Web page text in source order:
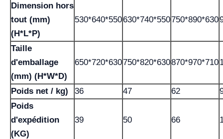
Dimension hors
tout (mm)
(H*L*P)
530*640*550630*740*550750*890*630
Taille
d'emballage
(mm) (H*W*D)
650*720*630750*820*630870*970*710
Poids net / kg) 36 47 62
Poids
d'expédition
(KG)
39 50 66